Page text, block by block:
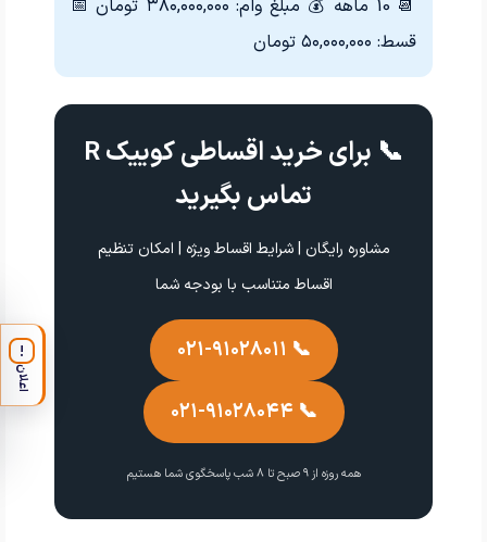
📆 10 ماهه 💰 مبلغ وام: ۳۸۰,۰۰۰,۰۰۰ تومان
📅
قسط: ۵۰,۰۰۰,۰۰۰ تومان
📞 برای خرید اقساطی کوییک R
تماس بگیرید
مشاوره رایگان | شرایط اقساط ویژه | امکان تنظیم
اقساط متناسب با بودجه شما
📞 ۰۲۱-۹۱۰۲۸۰۱۱
📞 ۰۲۱-۹۱۰۲۸۰۴۴
همه روزه از ۹ صبح تا ۸ شب پاسخگوی شما هستیم
!
اعلان